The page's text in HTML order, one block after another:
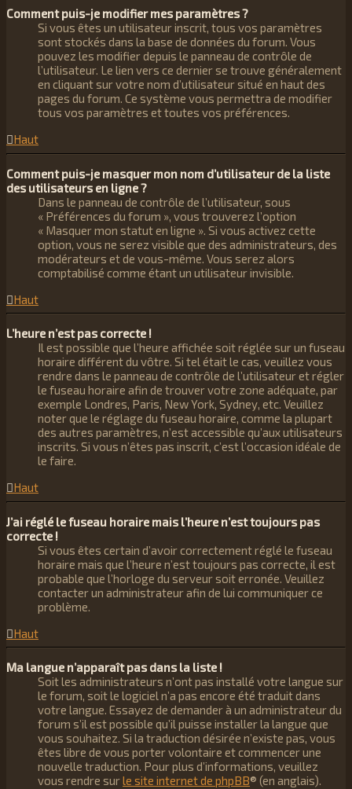
Comment puis-je modifier mes paramètres ?
Si vous êtes un utilisateur inscrit, tous vos paramètres
sont stockés dans la base de données du forum. Vous
pouvez les modifier depuis le panneau de contrôle de
l’utilisateur. Le lien vers ce dernier se trouve généralement
en cliquant sur votre nom d’utilisateur situé en haut des
pages du forum. Ce système vous permettra de modifier
tous vos paramètres et toutes vos préférences.
Haut
Comment puis-je masquer mon nom d’utilisateur de la liste
des utilisateurs en ligne ?
Dans le panneau de contrôle de l’utilisateur, sous
« Préférences du forum », vous trouverez l’option
« Masquer mon statut en ligne ». Si vous activez cette
option, vous ne serez visible que des administrateurs, des
modérateurs et de vous-même. Vous serez alors
comptabilisé comme étant un utilisateur invisible.
Haut
L’heure n’est pas correcte !
Il est possible que l’heure affichée soit réglée sur un fuseau
horaire différent du vôtre. Si tel était le cas, veuillez vous
rendre dans le panneau de contrôle de l’utilisateur et régler
le fuseau horaire afin de trouver votre zone adéquate, par
exemple Londres, Paris, New York, Sydney, etc. Veuillez
noter que le réglage du fuseau horaire, comme la plupart
des autres paramètres, n’est accessible qu’aux utilisateurs
inscrits. Si vous n’êtes pas inscrit, c’est l’occasion idéale de
le faire.
Haut
J’ai réglé le fuseau horaire mais l’heure n’est toujours pas
correcte !
Si vous êtes certain d’avoir correctement réglé le fuseau
horaire mais que l’heure n’est toujours pas correcte, il est
probable que l’horloge du serveur soit erronée. Veuillez
contacter un administrateur afin de lui communiquer ce
problème.
Haut
Ma langue n’apparaît pas dans la liste !
Soit les administrateurs n’ont pas installé votre langue sur
le forum, soit le logiciel n’a pas encore été traduit dans
votre langue. Essayez de demander à un administrateur du
forum s’il est possible qu’il puisse installer la langue que
vous souhaitez. Si la traduction désirée n’existe pas, vous
êtes libre de vous porter volontaire et commencer une
nouvelle traduction. Pour plus d’informations, veuillez
vous rendre surle site internet de phpBB® (en anglais).